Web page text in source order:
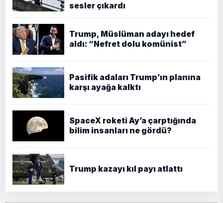
sesler çıkardı
Trump, Müslüman adayı hedef
aldı: “Nefret dolu komünist”
Pasifik adaları Trump’ın planına
karşı ayağa kalktı
SpaceX roketi Ay’a çarptığında
bilim insanları ne gördü?
Trump kazayı kıl payı atlattı